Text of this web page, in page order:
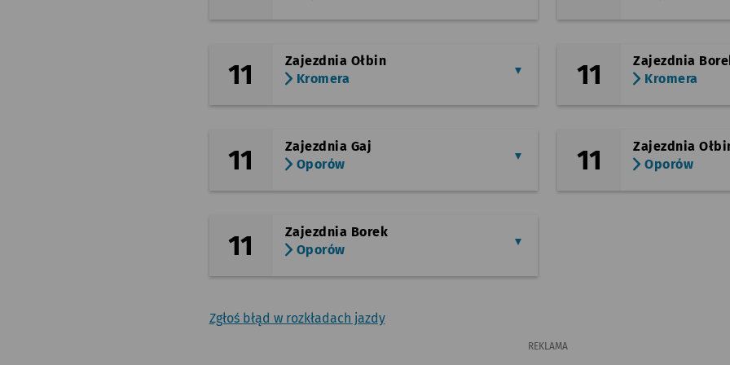
11
Zajezdnia Ołbin
Kromera
11
Zajezdnia
Kromera
11
Zajezdnia Gaj
Oporów
11
Zajezdnia
Oporów
11
Zajezdnia Borek
Oporów
Zgłoś błąd w rozkładach jazdy
REKLAMA